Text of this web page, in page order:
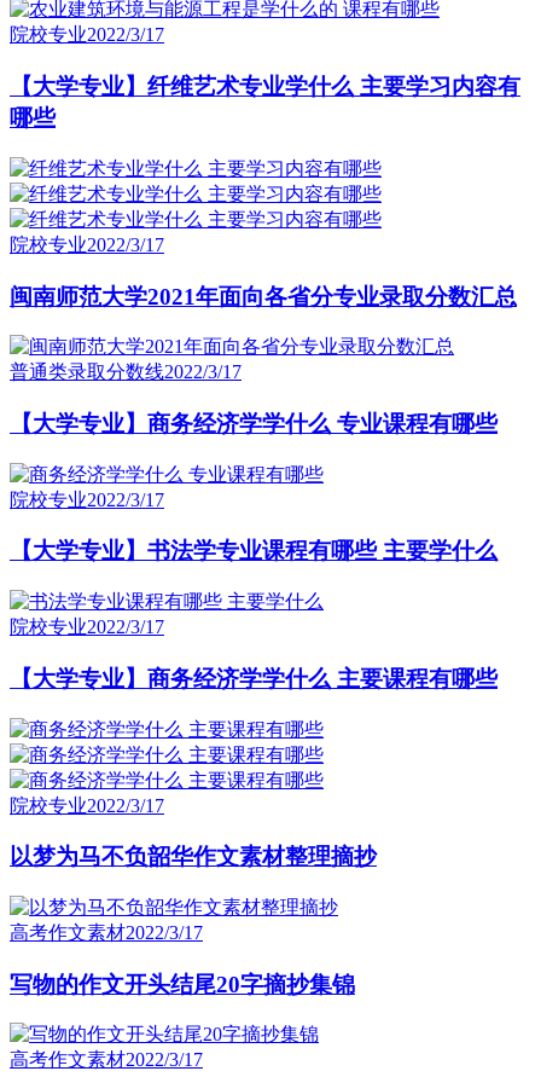
院校专业2022/3/17
【大学专业】纤维艺术专业学什么 主要学习内容有
哪些
院校专业2022/3/17
闽南师范大学2021年面向各省分专业录取分数汇总
普通类录取分数线2022/3/17
【大学专业】商务经济学学什么 专业课程有哪些
院校专业2022/3/17
【大学专业】书法学专业课程有哪些 主要学什么
院校专业2022/3/17
【大学专业】商务经济学学什么 主要课程有哪些
院校专业2022/3/17
以梦为马不负韶华作文素材整理摘抄
高考作文素材2022/3/17
写物的作文开头结尾20字摘抄集锦
高考作文素材2022/3/17